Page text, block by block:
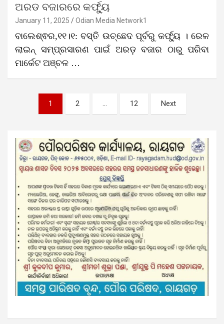
ଅରଡ ବଜାରରେ କର୍ଫ୍ୟୁ
January 11, 2025 Odian Media Network1
ବାଲେଶ୍ଵର,୧୧।୧: ବସ୍ତି ଉଚ୍ଛେଦ ପୂର୍ବରୁ କର୍ଫ୍ୟୁ । ରେଳ
ଲାଇନ୍ ସମ୍ପ୍ରସାରଣ ପାଇଁ ଅରଡ଼ ବଜାର ଠାରୁ ପରିବା
ମାର୍କେଟ ଅଞ୍ଚଳ …
pagination
1 2 … 12 Next